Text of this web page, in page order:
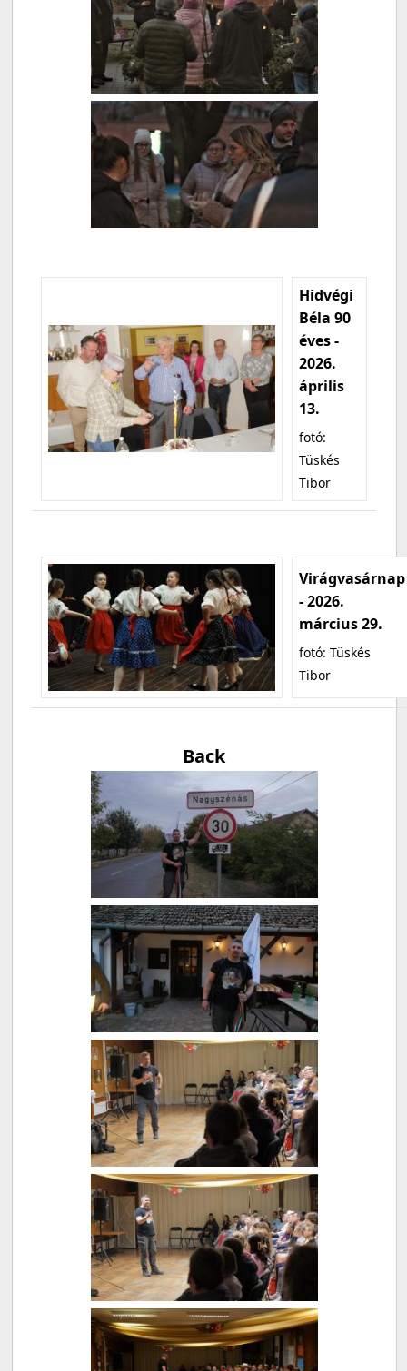
Hidvégi
Béla 90
éves -
2026.
április
13.
fotó:
Tüskés
Tibor
Virágvasárnap
- 2026.
március 29.
fotó: Tüskés
Tibor
Back